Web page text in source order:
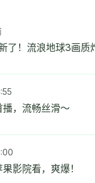
了！流浪地球3画质
，流畅丝滑～
影院看，爽爆！